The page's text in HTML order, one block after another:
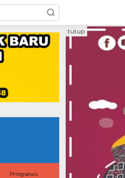
Pringsewu
tutup